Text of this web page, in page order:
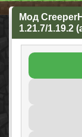
Мод
1.21.7/1.19.2